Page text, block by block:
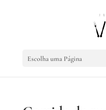
Escolha uma Página